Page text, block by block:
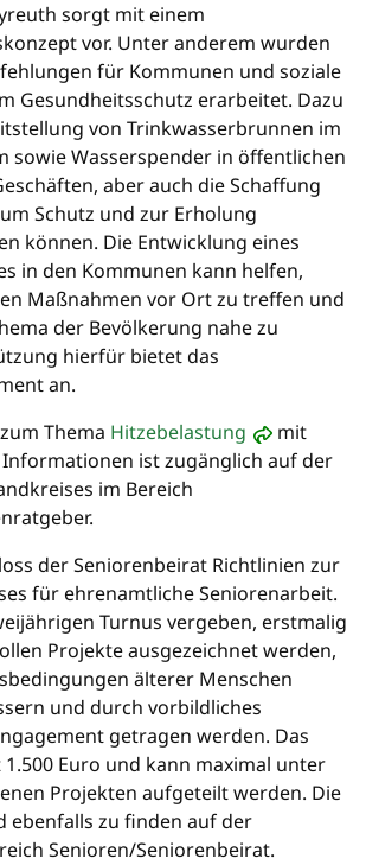
sorgt mit einem
vor. Unter anderem wurden
für Kommunen und soziale
Gesundheitsschutz erarbeitet. Dazu
von Trinkwasserbrunnen im
sowie Wasserspender in öffentlichen
aber auch die Schaffung
Schutz und zur Erholung
können. Die Entwicklung eines
in den Kommunen kann helfen,
Maßnahmen vor Ort zu treffen und
der Bevölkerung nahe zu
hierfür bietet das
an.
Thema Hitzebelastung
mit
ist zugänglich auf der
im Bereich
der Seniorenbeirat Richtlinien zur
für ehrenamtliche Seniorenarbeit.
Turnus vergeben, erstmalig
Projekte ausgezeichnet werden,
älterer Menschen
und durch vorbildliches
getragen werden. Das
Euro und kann maximal unter
Projekten aufgeteilt werden. Die
ebenfalls zu finden auf der
Senioren/Seniorenbeirat.